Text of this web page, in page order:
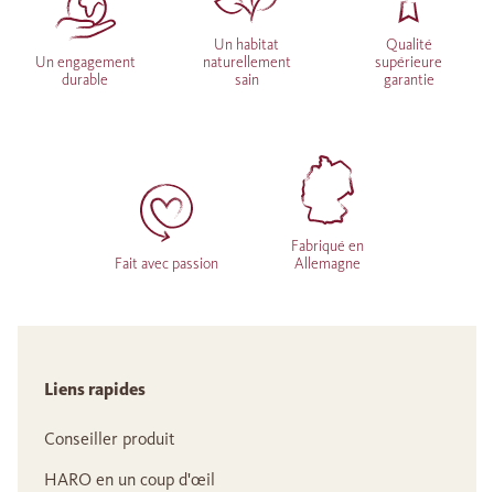
Un engagement
durable
Un habitat
naturellement
sain
Qualité
supérieure
garantie
Fait avec passion
Fabriqué en
Allemagne
Liens rapides
Conseiller produit
HARO en un coup d'œil